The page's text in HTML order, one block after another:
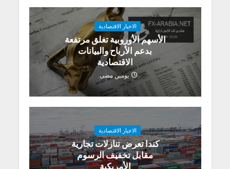
الاخبار الاقتصادية
الأسهم الأوروبية تغلق مرتفعة
بدعم الأرباح والبيانات
الاقتصادية
يومين مضى
الاخبار الاقتصادية
كندا تعرض تنازلات تجارية
مقابل تخفيف الرسوم
الأمريكية